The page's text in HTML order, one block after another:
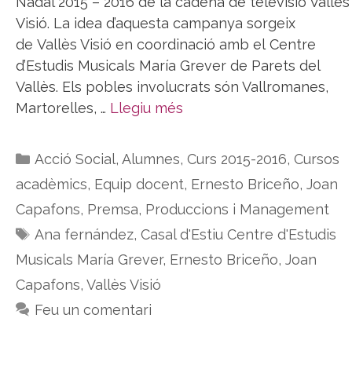
Visió. La idea d’aquesta campanya sorgeix
de Vallès Visió en coordinació amb el Centre
d’Estudis Musicals María Grever de Parets del
Vallès. Els pobles involucrats són Vallromanes,
Martorelles, … Llegiu més
Categories
Acció Social, Alumnes, Curs 2015-2016, Cursos
acadèmics, Equip docent, Ernesto Briceño, Joan
Capafons, Premsa, Produccions i Management
Etiquetes
Ana fernández, Casal d'Estiu Centre d'Estudis
Musicals María Grever, Ernesto Briceño, Joan
Capafons, Vallès Visió
Feu un comentari